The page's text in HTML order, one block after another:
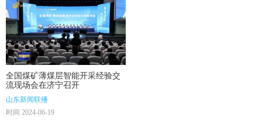
全国煤矿薄煤层智能开采经验交
流现场会在济宁召开
山东新闻联播
时间 2024-06-19